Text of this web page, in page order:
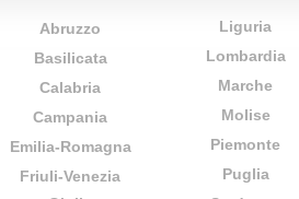
Abruzzo
Basilicata
Calabria
Campania
Emilia-Romagna
Friuli-Venezia
Liguria
Lombardia
Marche
Molise
Piemonte
Puglia